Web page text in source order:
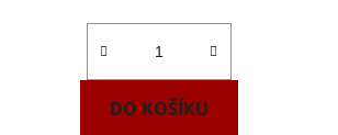
DO KOŠÍKU